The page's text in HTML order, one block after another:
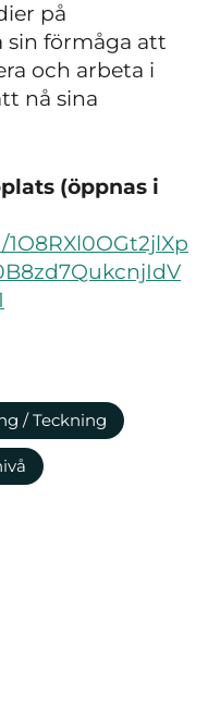
på
sin förmåga att
och arbeta i
nå sina
(öppnas i
/ Teckning